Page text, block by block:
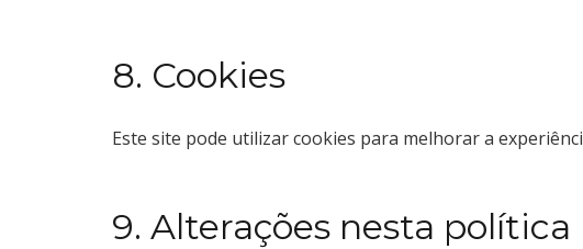
8. Cookies
Este site pode utilizar cookies para melhorar a
9. Alterações nesta política